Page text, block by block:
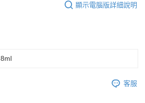
顯示電腦版詳細說明
8ml
客服